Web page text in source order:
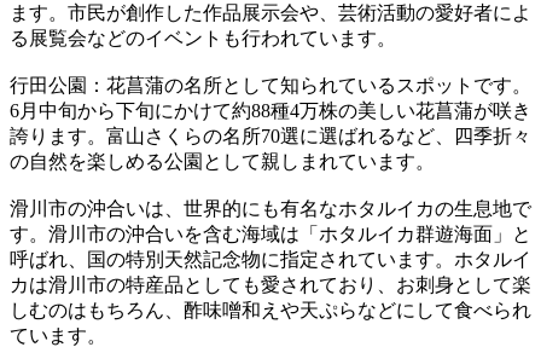
ます。市民が創作した作品展示会や、芸術活動の愛好者によ
る展覧会などのイベントも行われています。
行田公園：花菖蒲の名所として知られているスポットです。
6月中旬から下旬にかけて約88種4万株の美しい花菖蒲が咲き
誇ります。富山さくらの名所70選に選ばれるなど、四季折々
の自然を楽しめる公園として親しまれています。
滑川市の沖合いは、世界的にも有名なホタルイカの生息地で
す。滑川市の沖合いを含む海域は「ホタルイカ群遊海面」と
呼ばれ、国の特別天然記念物に指定されています。ホタルイ
カは滑川市の特産品としても愛されており、お刺身として楽
しむのはもちろん、酢味噌和えや天ぷらなどにして食べられ
ています。